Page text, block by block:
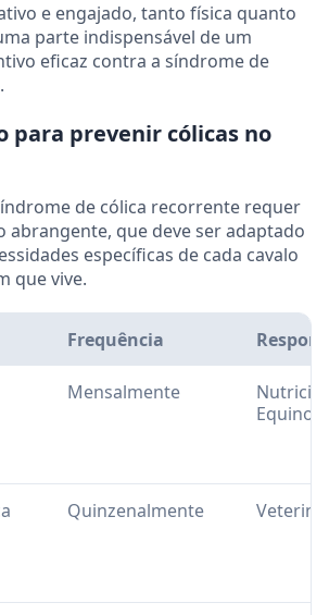
e engajado, tanto física quanto
parte indispensável de um
eficaz contra a síndrome de
para prevenir cólicas no
de cólica recorrente requer
abrangente, que deve ser adaptado
específicas de cada cavalo
que vive.
Frequência
Mensalmente
Equino
Quinzenalmente